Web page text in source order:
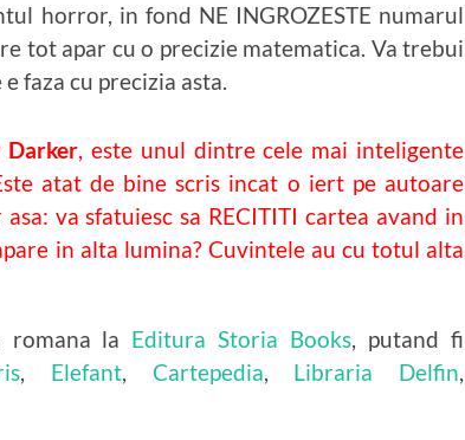
horror, in fond NE INGROZESTE numarul
tot apar cu o precizie matematica. Va trebui
faza cu precizia asta.
Darker, este unul dintre cele mai inteligente
atat de bine scris incat o iert pe autoare
va sfatuiesc sa RECITITI cartea avand in
in alta lumina? Cuvintele au cu totul alta
la Editura Storia Books, putand fi
, Elefant, Cartepedia, Libraria Delfin,